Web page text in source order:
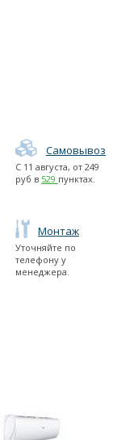
Самовывоз
С 11 августа, от 249
руб в 529 пунктах.
Монтаж
Уточняйте по
телефону у
менеджера.